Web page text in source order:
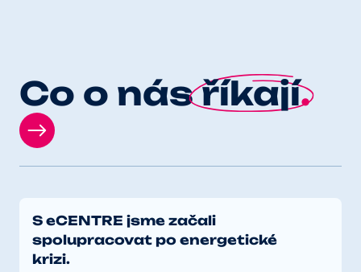
Co o násříkají.
S eCENTRE jsme začali
spolupracovat po energetické
krizi.